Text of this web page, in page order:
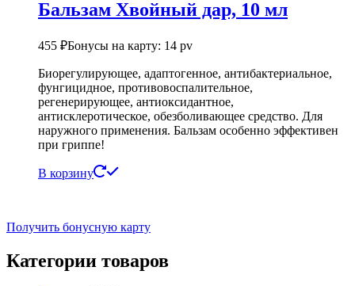
Бальзам Хвойный дар, 10 мл
455 ₽Бонусы на карту: 14 pv
Биорегулирующее, адаптогенное, антибактериальное,
фунгицидное, противовоспалительное,
регенерирующее, антиоксидантное,
антисклеротическое, обезболивающее средство. Для
наружного применения. Бальзам особенно эффективен
при гриппе!
В корзину
Получить бонусную карту
Категории товаров